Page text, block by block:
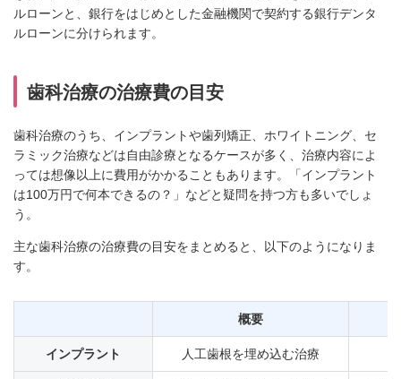
ルローンと、銀行をはじめとした金融機関で契約する銀行デンタ
ルローンに分けられます。
歯科治療の治療費の目安
歯科治療のうち、インプラントや歯列矯正、ホワイトニング、セ
ラミック治療などは自由診療となるケースが多く、治療内容によ
っては想像以上に費用がかかることもあります。「インプラント
は100万円で何本できるの？」などと疑問を持つ方も多いでしょ
う。
主な歯科治療の治療費の目安をまとめると、以下のようになりま
す。
概要
インプラント 人工歯根を埋め込む治療